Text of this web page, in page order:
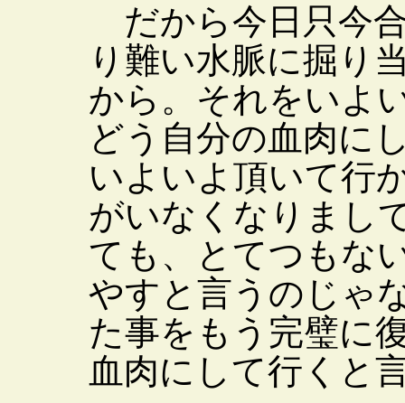
だから今日只今
り難い水脈に掘り
から。それをいよ
どう自分の血肉に
いよいよ頂いて行
がいなくなりまし
ても、とてつもな
やすと言うのじゃ
た事をもう完璧に
血肉にして行くと